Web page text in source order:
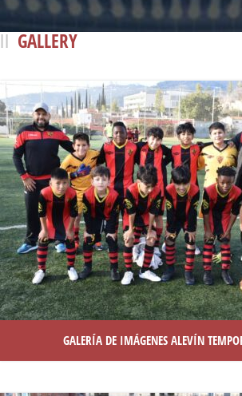
GALLERY
GALERÍA DE IMÁGENES ALEVÍN